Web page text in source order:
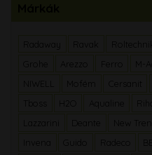
Roltechnik
Grohe
Arezzo Ferro M-
Mofém Cersanit
Tboss
H2O Aqualine
Deante New
Invena
Radeco